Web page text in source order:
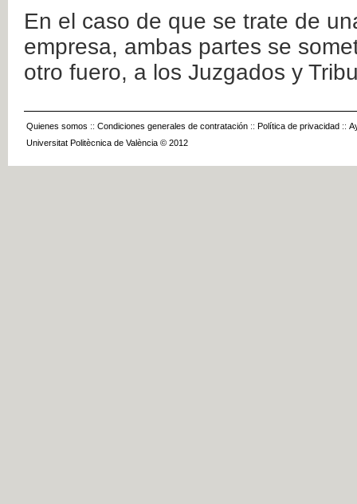
En el caso de que se trate de
empresa, ambas partes se
otro fuero, a los Juzgados y
Quienes somos :: Condiciones generales de contratación :: Política de privacidad ::
Universitat Politècnica de València © 2012